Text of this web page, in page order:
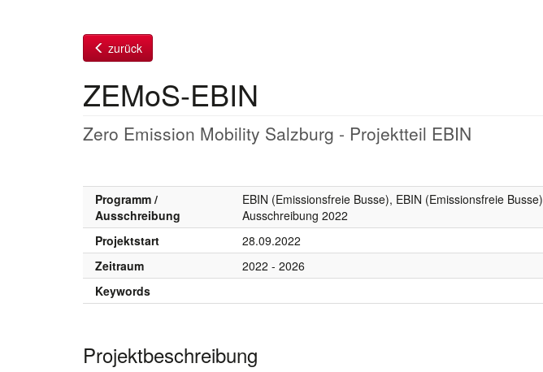
zurück
ZEMoS-EBIN
Zero Emission Mobility Salzburg - Projektteil EBIN
Programm /
Ausschreibung
EBIN (Emissionsfreie Busse), EBIN (Emissionsfreie Busse)
Ausschreibung 2022
Projektstart 28.09.2022
Zeitraum
2022 - 2026
Keywords
Projektbeschreibung